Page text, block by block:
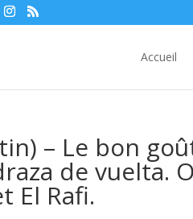
Accueil
– Le bon
de vuelta.
El Rafi.